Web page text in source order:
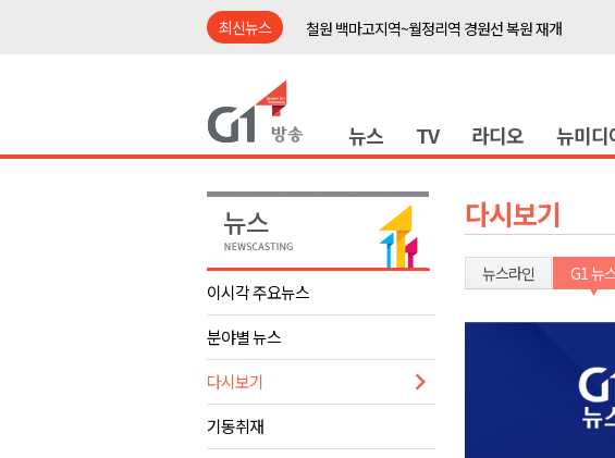
최신뉴스
철원 백마고지역~월정리역 경원선 복원 재개
영월군, 14~15일 서부시장 야시장 운영
강원개발공사, 공기업 평가 2년 연속 '다'등급
도-시군 첫 간담회..우상호 "하나된 공동체"
이 대통령, 사북·납북귀환어부 국가폭력 사과
철원 백마고지역~월정리역 경원선 복원 재개
어젯밤 원주 아파트 정전..천 백여세대 불편
춘천시립 '장애아동전담어린이집' 개원
뉴스 TV 라디오 뉴미디
이시각 주요뉴스
분야별 뉴스
다시보기
기동취재
다시보기
뉴스라인 G1 뉴